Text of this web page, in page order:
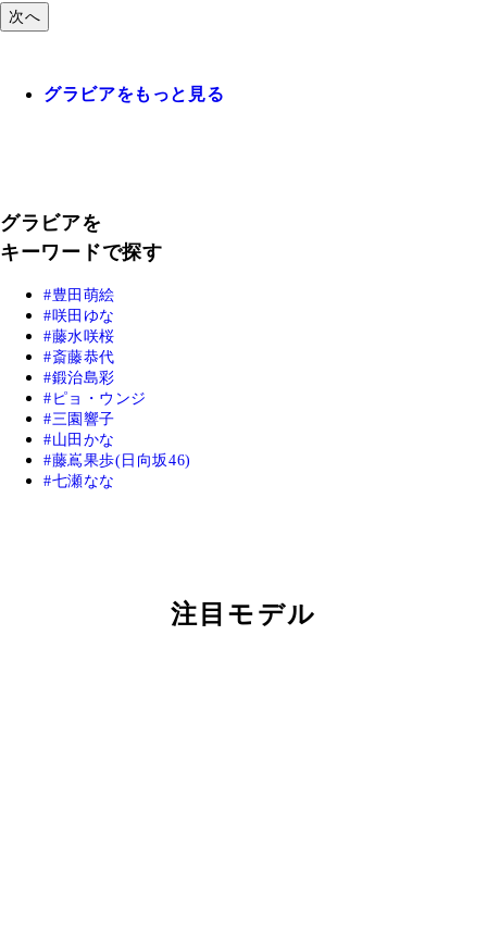
次へ
グラビアをもっと見る
グラビアを
キーワードで探す
豊田萌絵
咲田ゆな
藤水咲桜
斎藤恭代
鍛治島彩
ピョ・ウンジ
三園響子
山田かな
藤嶌果歩(日向坂46)
七瀬なな
注目モデル